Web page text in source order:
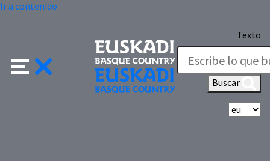
Ir a contenido
Texto
Buscar